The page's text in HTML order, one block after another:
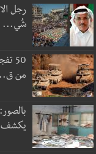
شُي...
50
من